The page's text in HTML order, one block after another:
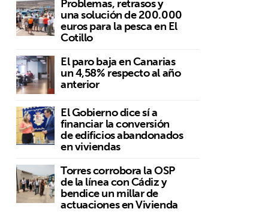
una solución de 200.000
euros para la pesca en El
Cotillo
El paro baja en Canarias
un 4,58% respecto al año
anterior
El Gobierno dice sí a
financiar la conversión
de edificios abandonados
en viviendas
Torres corrobora la OSP
de la línea con Cádiz y
bendice un millar de
actuaciones en Vivienda